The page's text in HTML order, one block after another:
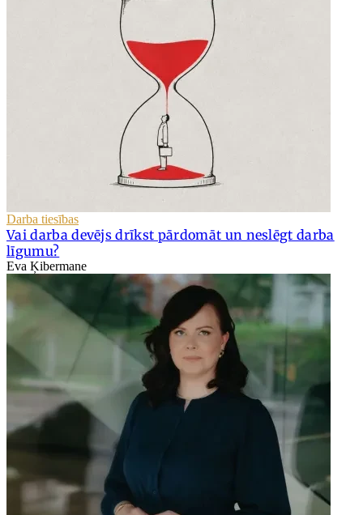
Darba tiesības
Vai darba devējs drīkst pārdomāt un neslēgt darba
līgumu?
Eva Ķibermane